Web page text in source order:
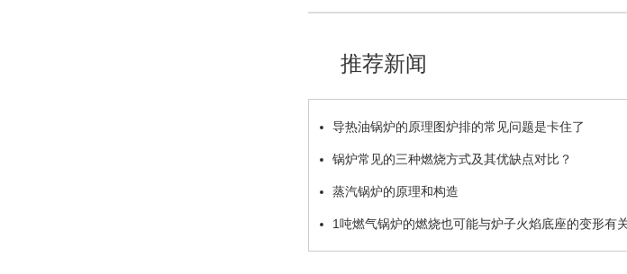
推荐新闻
导热油锅炉的原理图炉排的常见问题是卡住了
锅炉常见的三种燃烧方式及其优缺点对比？
蒸汽锅炉的原理和构造
1吨燃气锅炉的燃烧也可能与炉子火焰底座的变形有